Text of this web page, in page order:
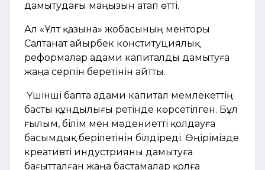
дамытудағы маңызын атап өтті.
Ал «Ұлт қазына» жобасының менторы
Салтанат Қайырбек конституциялық
реформалар адами капиталды дамытуға
жаңа серпін беретінін айтты.
Үшінші бапта адами капитал мемлекеттің
басты құндылығы ретінде көрсетілген. Бұл
ғылым, білім мен мәдениетті қолдауға
басымдық берілетінін білдіреді. Өңірімізде
креативті индустрияны дамытуға
бағытталған жаңа бастамалар қолға